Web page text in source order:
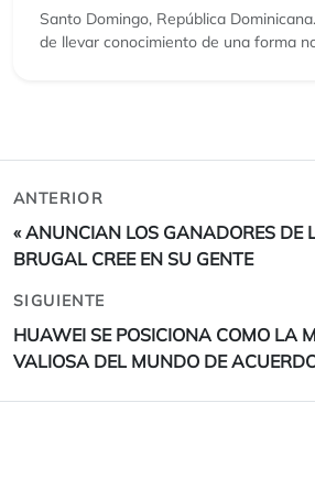
Santo Domingo, República
de llevar conocimiento de una forma
ANTERIOR
«ANUNCIAN LOS GANADORES DE
BRUGAL CREE EN SU GENTE
SIGUIENTE
HUAWEI SE POSICIONA COMO LA
VALIOSA DEL MUNDO DE